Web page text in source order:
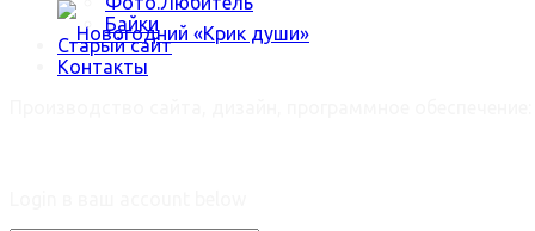
Байки
Старый сайт
Контакты